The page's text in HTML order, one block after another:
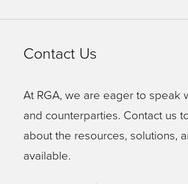
Contact Us
At RGA, we are eager to speak
and counterparties. Contact us
about the resources, solutions,
available.